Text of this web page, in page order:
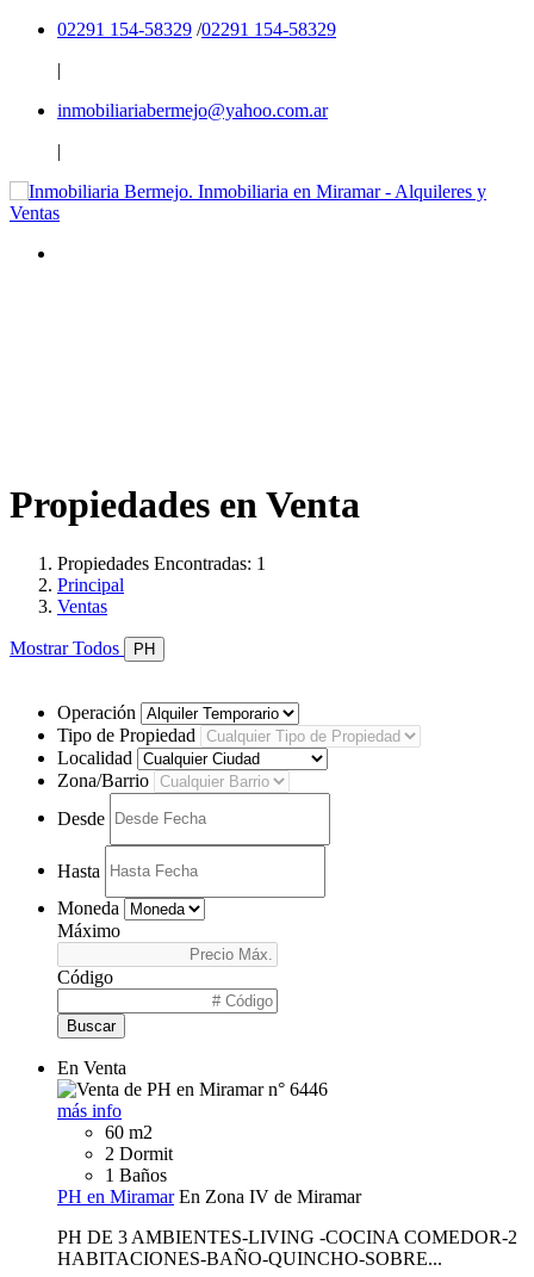
02291 154-58329 /02291 154-58329
|
inmobiliariabermejo@yahoo.com.ar
|
Propiedades en Venta
Propiedades Encontradas: 1
Principal
Ventas
Mostrar Todos PH
Operación
Tipo de Propiedad
Localidad
Zona/Barrio
Desde
Hasta
Moneda
Máximo
Código
Buscar
En Venta
más info
60 m2
2 Dormit
1 Baños
PH en Miramar En Zona IV de Miramar
PH DE 3 AMBIENTES-LIVING -COCINA COMEDOR-2
HABITACIONES-BAÑO-QUINCHO-SOBRE...